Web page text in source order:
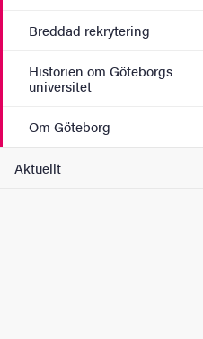
Breddad rekrytering
Historien om Göteborgs
universitet
Om Göteborg
Aktuellt